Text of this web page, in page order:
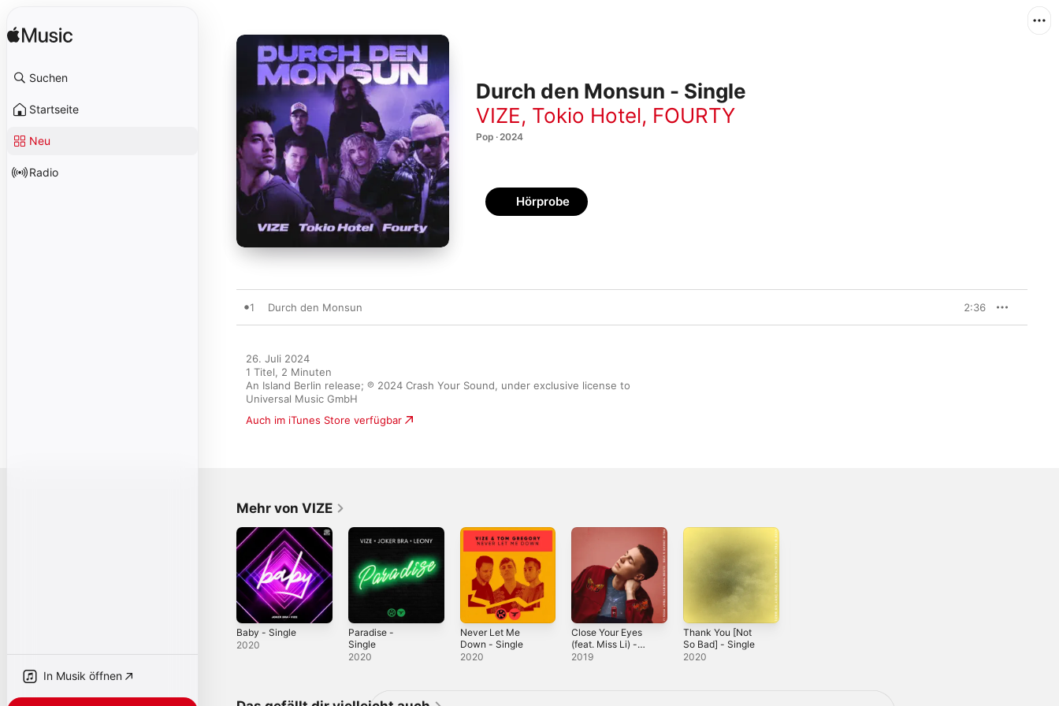
Suchen
Startseite
Neu
Radio
In Musik öffnen
Durch den Monsun - Single
VIZE, Tokio Hotel, FOURTY
Pop · 2024
Hörprobe
1 Durch den Monsun 2:36
26. Juli 2024
1 Titel, 2 Minuten
An Island Berlin release; ℗ 2024 Crash Your Sound, under exclusive license to
Universal Music GmbH
Auch im iTunes Store verfügbar
Mehr von VIZE
Baby - Single
2020
Paradise -
Single
2020
Never Let Me
Down - Single
2020
Close Your Eyes
(feat. Miss Li) -
Single
2019
Thank You [Not
So Bad] - Single
2020